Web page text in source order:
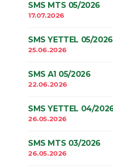
SMS MTS 05/2026
17.07.2026
SMS YETTEL 05/2026
25.06.2026
SMS A1 05/2026
22.06.2026
SMS YETTEL 04/
26.05.2026
SMS MTS 03/2026
26.05.2026